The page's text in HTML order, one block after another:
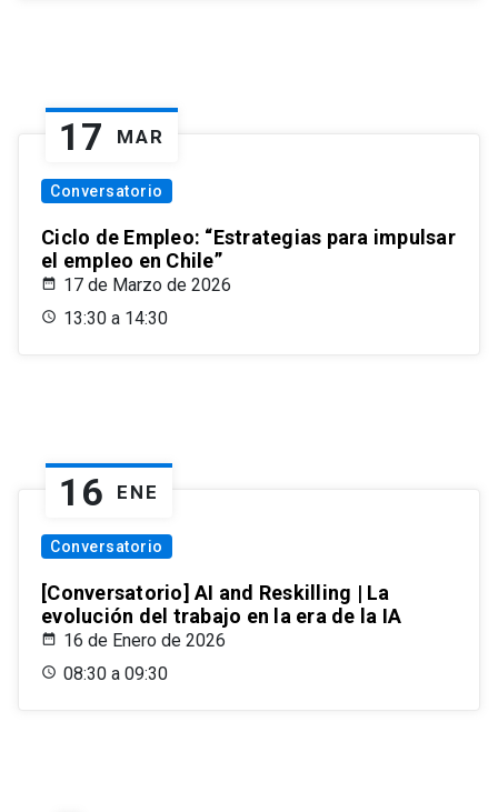
17 MAR
Conversatorio
Ciclo de Empleo: “Estrategias para impulsar
el empleo en Chile”
17 de Marzo de 2026
13:30 a 14:30
16 ENE
Conversatorio
[Conversatorio] AI and Reskilling | La
evolución del trabajo en la era de la IA
16 de Enero de 2026
08:30 a 09:30